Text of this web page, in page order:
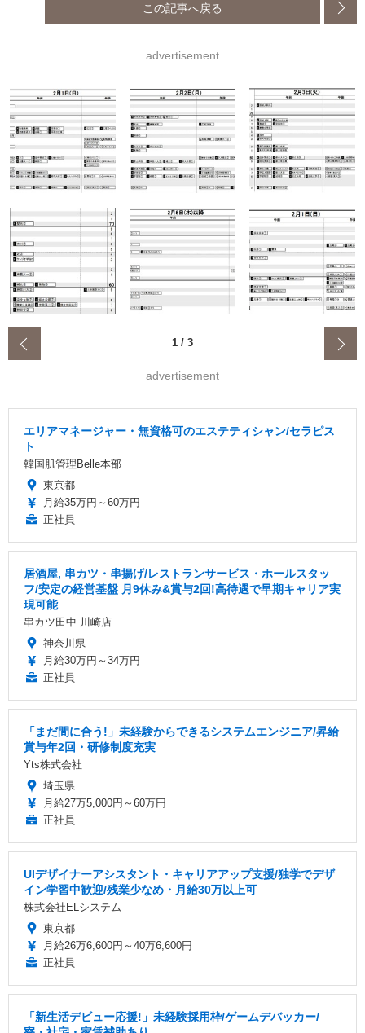
この記事へ戻る
advertisement
1 / 3
advertisement
エリアマネージャー・無資格可のエステティシャン/セラピス
ト
韓国肌管理Belle本部
東京都
月給35万円～60万円
正社員
居酒屋, 串カツ・串揚げ/レストランサービス・ホールスタッ
フ/安定の経営基盤 月9休み&賞与2回!高待遇で早期キャリア実
現可能
串カツ田中 川崎店
神奈川県
月給30万円～34万円
正社員
「まだ間に合う!」未経験からできるシステムエンジニア/昇給
賞与年2回・研修制度充実
Yts株式会社
埼玉県
月給27万5,000円～60万円
正社員
UIデザイナーアシスタント・キャリアアップ支援/独学でデザ
イン学習中歓迎/残業少なめ・月給30万以上可
株式会社ELシステム
東京都
月給26万6,600円～40万6,600円
正社員
「新生活デビュー応援!」未経験採用枠/ゲームデバッカー/